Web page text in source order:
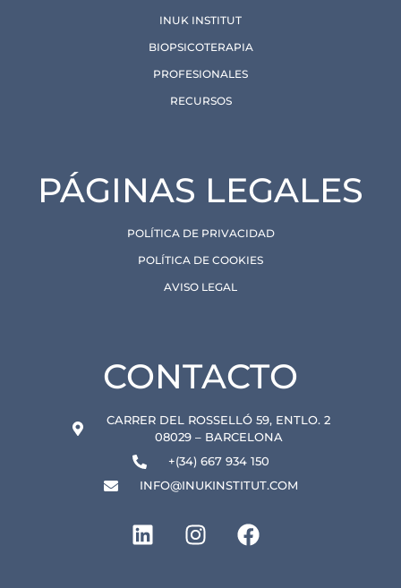
INUK INSTITUT
BIOPSICOTERAPIA
PROFESIONALES
RECURSOS
PÁGINAS LEGALES
POLÍTICA DE PRIVACIDAD
POLÍTICA DE COOKIES
AVISO LEGAL
CONTACTO
CARRER DEL ROSSELLÓ 59, ENTLO. 2
08029 – BARCELONA
+(34) 667 934 150
INFO@INUKINSTITUT.COM